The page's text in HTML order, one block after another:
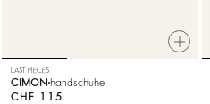
LAST PIECES
CIMON handschuhe
CHF 115